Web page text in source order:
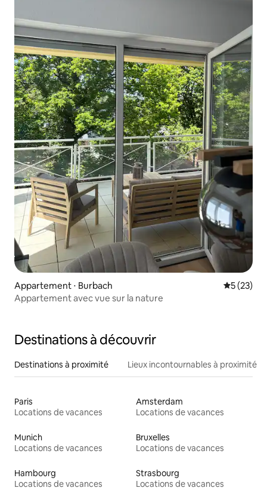
Appartement ⋅ Burbach
5 (23)
Appartement avec vue sur la nature
Destinations à découvrir
Destinations à proximité Lieux incontournables à proximité
Paris
Locations de vacances
Amsterdam
Locations de vacances
Munich
Locations de vacances
Bruxelles
Locations de vacances
Hambourg
Locations de vacances
Strasbourg
Locations de vacances